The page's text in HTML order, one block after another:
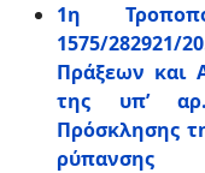
1η
1575/
Πράξεων και
της υπ’ αρ.
Πρόσκλησης